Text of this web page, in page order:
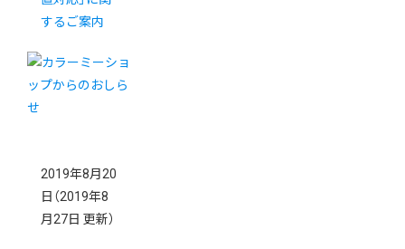
するご案内
2019年8月20
日 （2019年8
月27日 更新）